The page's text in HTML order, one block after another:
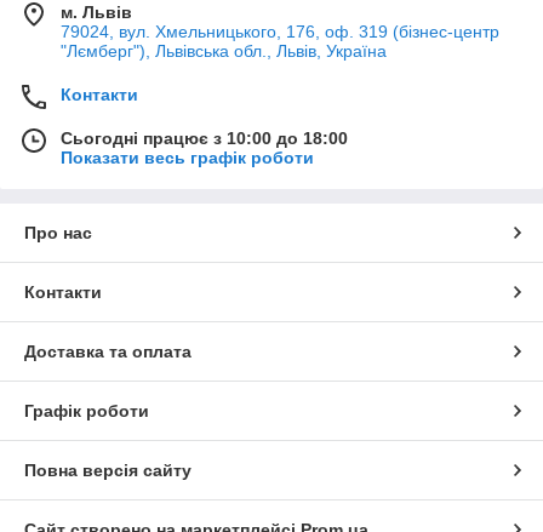
м. Львів
79024, вул. Хмельницького, 176, оф. 319 (бізнес-центр
"Лємберг"), Львівська обл., Львів, Україна
Контакти
Сьогодні працює з 10:00 до 18:00
Показати весь графік роботи
Про нас
Контакти
Доставка та оплата
Графік роботи
Повна версія сайту